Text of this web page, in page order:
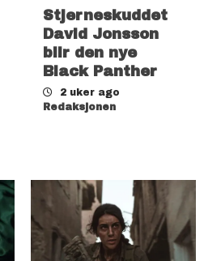
Stjerneskuddet
David Jonsson
blir den nye
Black Panther
2 uker ago
Redaksjonen